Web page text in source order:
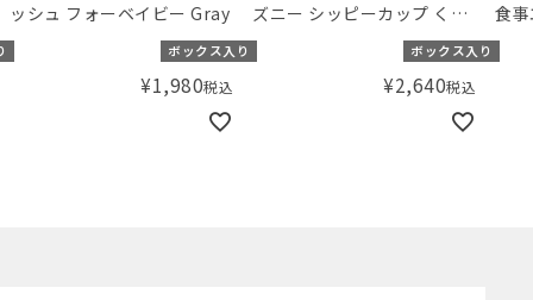
ッシュ フォーベイビー Gray
ボックス入り
¥1,980税込
ズニー シッピーカップ くま
のプーさん Disney Sippy
cup Winnie the Pooh
ボックス入り
¥2,640税込
食